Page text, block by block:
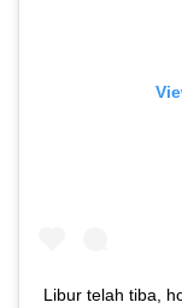
Libur telah tiba,